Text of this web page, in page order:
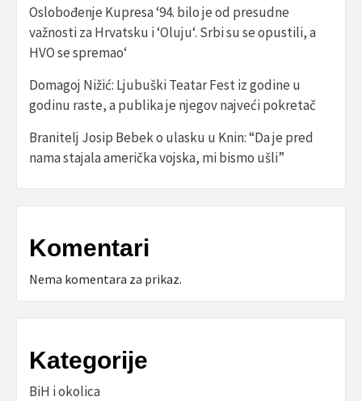
Oslobođenje Kupresa ‘94. bilo je od presudne
važnosti za Hrvatsku i ‘Oluju‘. Srbi su se opustili, a
HVO se spremao‘
Domagoj Nižić: Ljubuški Teatar Fest iz godine u
godinu raste, a publika je njegov najveći pokretač
Branitelj Josip Bebek o ulasku u Knin: “Da je pred
nama stajala američka vojska, mi bismo ušli”
Komentari
Nema komentara za prikaz.
Kategorije
BiH i okolica